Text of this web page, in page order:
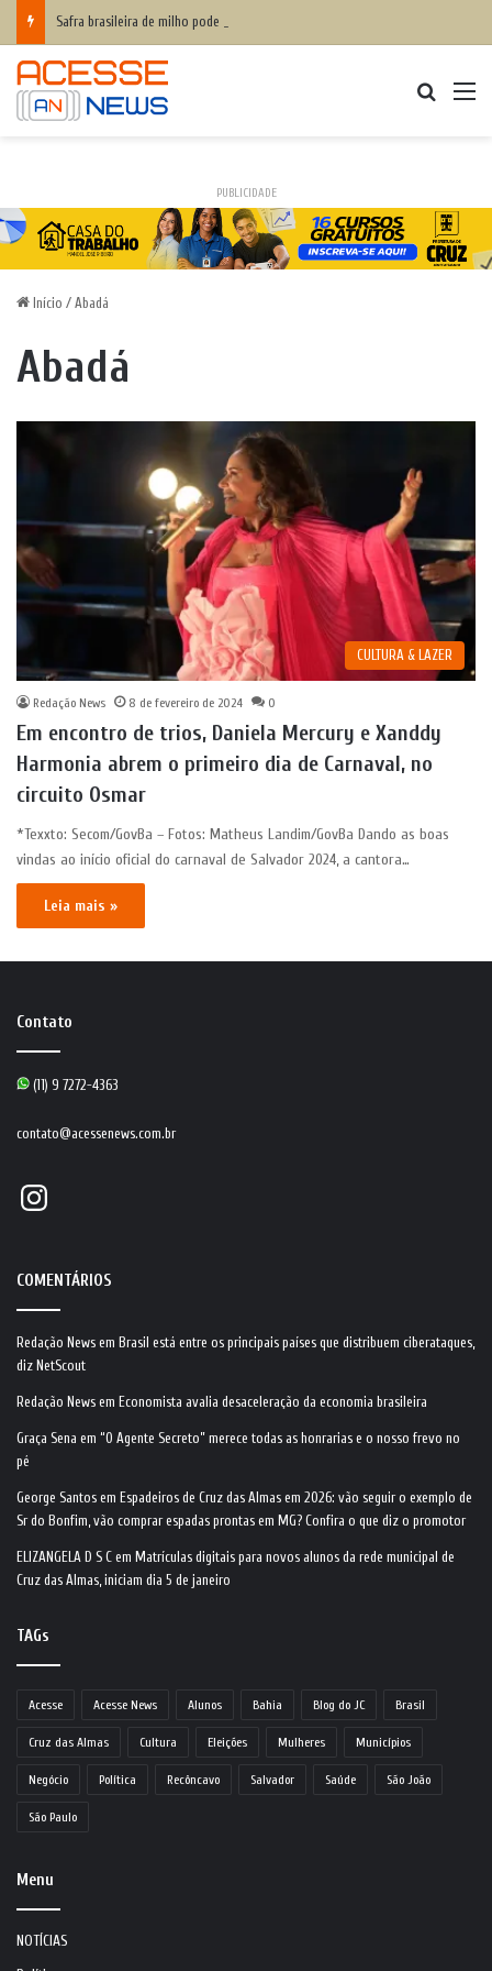
Safra brasileira de milho pode superar 140 milhões de toneladas
PUBLICIDADE
Início / Abadá
Abadá
CULTURA & LAZER
Redação News 8 de fevereiro de 2024 0
Em encontro de trios, Daniela Mercury e Xanddy
Harmonia abrem o primeiro dia de Carnaval, no
circuito Osmar
*Texxto: Secom/GovBa – Fotos: Matheus Landim/GovBa Dando as boas
vindas ao início oficial do carnaval de Salvador 2024, a cantora…
Leia mais »
Contato
(11) 9 7272-4363
contato@acessenews.com.br
Instagram
COMENTÁRIOS
Redação News em Brasil está entre os principais países que distribuem ciberataques,
diz NetScout
Redação News em Economista avalia desaceleração da economia brasileira
Graça Sena em “O Agente Secreto” merece todas as honrarias e o nosso frevo no
pé
George Santos em Espadeiros de Cruz das Almas em 2026: vão seguir o exemplo de
Sr do Bonfim, vão comprar espadas prontas em MG? Confira o que diz o promotor
ELIZANGELA D S C em Matrículas digitais para novos alunos da rede municipal de
Cruz das Almas, iniciam dia 5 de janeiro
TAGs
Acesse Acesse News Alunos Bahia Blog do JC Brasil
Cruz das Almas Cultura Eleições Mulheres Municípios
Negócio Política Recôncavo Salvador Saúde São João
São Paulo
Menu
NOTÍCIAS